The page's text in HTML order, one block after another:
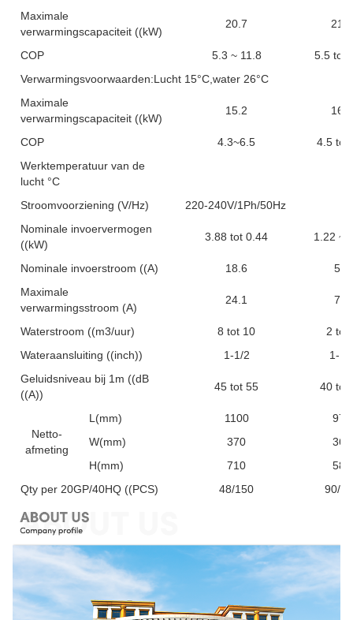
Maximale
verwarmingscapaciteit ((kW)
20.7 21.2
COP 5.3 ~ 11.8
5.5 tot
Verwarmingsvoorwaarden:Lucht 15°C,water 26°C
Maximale
verwarmingscapaciteit ((kW)
15.2 16.1
COP 4.3~6.5
4.5 tot
Werktemperatuur van de
lucht °C
Stroomvoorziening (V/Hz)
220-240V/1Ph/50Hz
Nominale invoervermogen
((kW)
3.88 tot 0.44 1.22 ~
Nominale invoerstroom ((A) 18.6
5.8
Maximale
verwarmingsstroom (A)
24.1 7.5
Waterstroom ((m3/uur) 8 tot 10
2 tot
Wateraansluiting ((inch))
1-1/2
1-1/
Geluidsniveau bij 1m ((dB
((A))
45 tot 55 40 tot
Netto-
afmeting
L(mm) 1100
970
W(mm)
370
360
H(mm)
710
585
Qty per 20GP/40HQ ((PCS)
48/150 90/